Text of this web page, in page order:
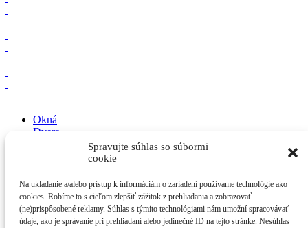
Spravujte súhlas so súbormi
cookie
Na ukladanie a/alebo prístup k informáciám o zariadení používame technológie ako
cookies. Robíme to s cieľom zlepšiť zážitok z prehliadania a zobrazovať
(ne)prispôsobené reklamy. Súhlas s týmito technológiami nám umožní spracovávať
údaje, ako je správanie pri prehliadaní alebo jedinečné ID na tejto stránke. Nesúhlas
Okná
Dvere
Zásady spracúvania osobných údajov
Ľuboš Fabián - KP
Suchovská 5